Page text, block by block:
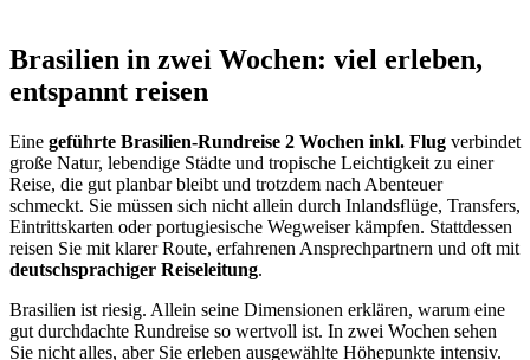
Brasilien in zwei Wochen: viel erleben,
entspannt reisen
Eine geführte Brasilien-Rundreise 2 Wochen inkl. Flug verbindet
große Natur, lebendige Städte und tropische Leichtigkeit zu einer
Reise, die gut planbar bleibt und trotzdem nach Abenteuer
schmeckt. Sie müssen sich nicht allein durch Inlandsflüge, Transfers,
Eintrittskarten oder portugiesische Wegweiser kämpfen. Stattdessen
reisen Sie mit klarer Route, erfahrenen Ansprechpartnern und oft mit
deutschsprachiger Reiseleitung.
Brasilien ist riesig. Allein seine Dimensionen erklären, warum eine
gut durchdachte Rundreise so wertvoll ist. In zwei Wochen sehen
Sie nicht alles, aber Sie erleben ausgewählte Höhepunkte intensiv.